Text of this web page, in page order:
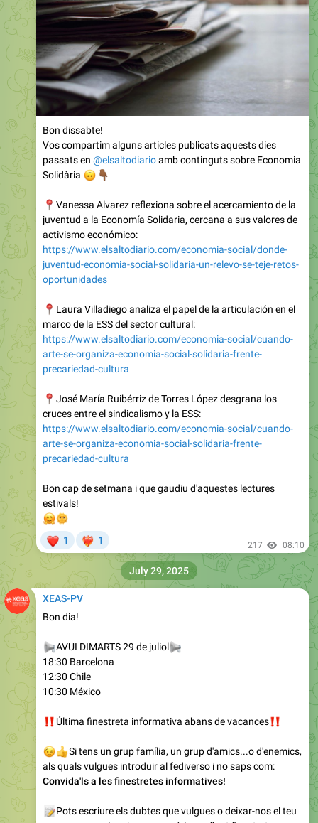
Bon dissabte!
Vos compartim alguns articles publicats aquests dies
passats en @elsaltodiarioamb continguts sobre Economia
Solidària
Vanessa Alvarez reflexiona sobre el acercamiento de la
juventud a la Economía Solidaria, cercana a sus valores de
activismo económico:
https://www.elsaltodiario.com/economia-social/donde-
juventud-economia-social-solidaria-un-relevo-se-teje-retos-
oportunidades
Laura Villadiego analiza el papel de la articulación en el
marco de la ESS del sector cultural:
https://www.elsaltodiario.com/economia-social/cuando-
arte-se-organiza-economia-social-solidaria-frente-
precariedad-cultura
José María Ruibérriz de Torres López desgrana los
cruces entre el sindicalismo y la ESS:
https://www.elsaltodiario.com/economia-social/cuando-
arte-se-organiza-economia-social-solidaria-frente-
precariedad-cultura
Bon cap de setmana i que gaudiu d'aquestes lectures
estivals!
1 1 217 08:10
XEAS-PV
Bon dia!
AVUI DIMARTS 29 de juliol
📢
18:30 Barcelona
12:30 Chile
10:30 México
Última finestreta informativa abans de vacances
‼️
Si tens un grup família, un grup d'amics...o d'enemics,
als quals vulgues introduir al fediverso i no saps com:
Convida'ls a les finestretes informatives!
Pots escriure els dubtes que vulgues o deixar-nos el teu
July 29, 2025